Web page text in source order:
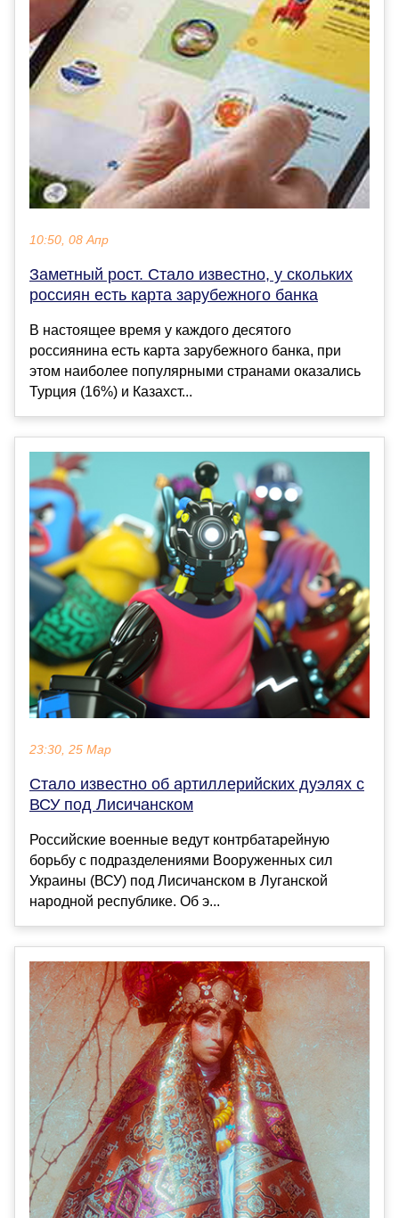
10:50, 08 Апр
Заметный рост. Стало известно, у скольких
россиян есть карта зарубежного банка
В настоящее время у каждого десятого
россиянина есть карта зарубежного банка, при
этом наиболее популярными странами оказались
Турция (16%) и Казахст...
23:30, 25 Мар
Стало известно об артиллерийских дуэлях с
ВСУ под Лисичанском
Российские военные ведут контрбатарейную
борьбу с подразделениями Вооруженных сил
Украины (ВСУ) под Лисичанском в Луганской
народной республике. Об э...